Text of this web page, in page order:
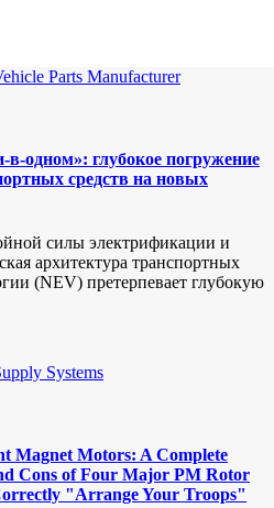
одном»: глубокое погружение
средств на новых
силы электрификации и
архитектура транспортных
(NEV) претерпевает глубокую
Magnet Motors: A Complete
Cons of Four Major PM Rotor
"Arrange Your Troops"